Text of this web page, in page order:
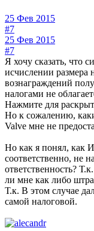
25 Фев 2015
#7
25 Фев 2015
#7
Я хочу сказать, что
исчислении размера
вознаграждений
налогами не
Нажмите для
Но к сожалению,
Valve мне не
Но как я понял, как
соответственно, не
ответственность?
ли мне как либо
Т.к. В этом случае
самой налоговой.